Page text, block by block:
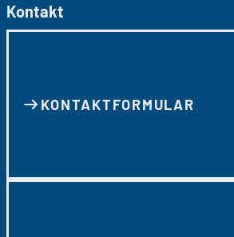
Kontakt
KONTAKT­FORMULAR